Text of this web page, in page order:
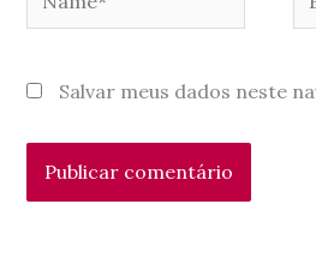
Salvar meus dados neste